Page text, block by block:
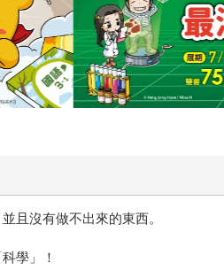
且沒有做不出來的東西。
學」！